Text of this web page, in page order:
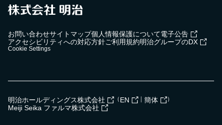
お問い合わせサイトマップ個人情報保護について電子公告
アクセシビリティへの対応方針ご利用規約明治グループのDX
Cookie Settings
明治ホールディングス株式会社 （ EN 簡体 ）
Meiji Seika ファルマ株式会社